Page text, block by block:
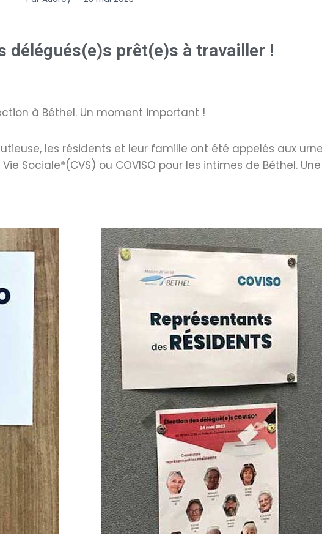
délégués(e)s prêt(e)s à travailler !
à Béthel. Un moment important !
les résidents et leur famille ont été appelés aux
Sociale*(CVS) ou COVISO pour les intimes de Béthel.